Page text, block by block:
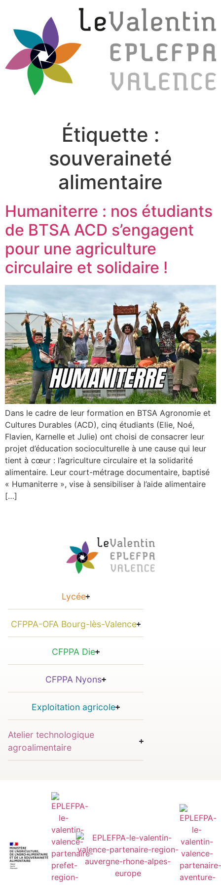
Étiquette :
souveraineté
alimentaire
Humaniterre : nos étudiants
de BTSA ACD s’engagent
pour une agriculture
circulaire et solidaire !
Dans le cadre de leur formation en BTSA Agronomie et
Cultures Durables (ACD), cinq étudiants (Elie, Noé,
Flavien, Karnelle et Julie) ont choisi de consacrer leur
projet d’éducation socioculturelle à une cause qui leur
tient à cœur : l’agriculture circulaire et la solidarité
alimentaire. Leur court-métrage documentaire, baptisé
« Humaniterre », vise à sensibiliser à l’aide alimentaire
[…]
Lycée
CFPPA-OFA Bourg-lès-Valence
CFPPA Die
CFPPA Nyons
Exploitation agricole
Atelier technologique
agroalimentaire